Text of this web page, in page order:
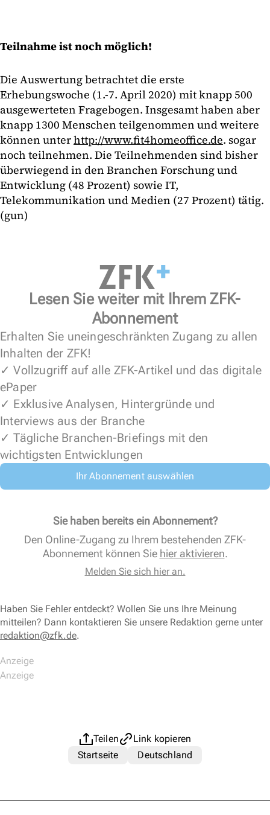
Teilnahme ist noch möglich!
Die Auswertung betrachtet die erste
Erhebungswoche (1.-7. April 2020) mit knapp 500
ausgewerteten Fragebogen. Insgesamt haben aber
knapp 1300 Menschen teilgenommen und weitere
können unterhttp://www.fit4homeoffice.de. sogar
noch teilnehmen. Die Teilnehmenden sind bisher
überwiegend in den Branchen Forschung und
Entwicklung (48 Prozent) sowie IT,
Telekommunikation und Medien (27 Prozent) tätig.
(gun)
Lesen Sie weiter mit Ihrem ZFK-
Abonnement
Erhalten Sie uneingeschränkten Zugang zu allen
Inhalten der ZFK!
✓ Vollzugriff auf alle ZFK-Artikel und das digitale
ePaper
✓ Exklusive Analysen, Hintergründe und
Interviews aus der Branche
✓ Tägliche Branchen-Briefings mit den
wichtigsten Entwicklungen
Ihr Abonnement auswählen
Sie haben bereits ein Abonnement?
Den Online-Zugang zu Ihrem bestehenden ZFK-
Abonnement können Sie hier aktivieren.
Melden Sie sich hier an.
Haben Sie Fehler entdeckt? Wollen Sie uns Ihre Meinung
mitteilen? Dann kontaktieren Sie unsere Redaktion gerne unter
redaktion@zfk.de.
Teilen
Link kopieren
Startseite
Deutschland